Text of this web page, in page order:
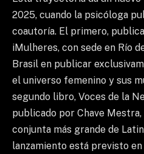
2025, cuando la psicóloga
coautoría. El primero,
iMulheres, con sede en Río
Brasil en publicar
el universo femenino y sus
segundo libro, Voces de la
publicado por Chave
conjunta más grande de
lanzamiento está previsto